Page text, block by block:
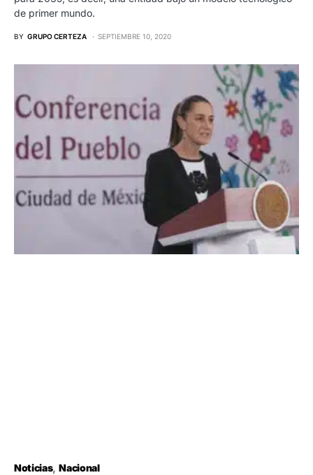
de primer mundo.
BY GRUPO CERTEZA SEPTIEMBRE 10, 2020
Noticias Nacional